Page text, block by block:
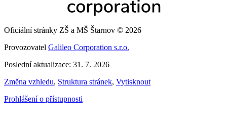
Oficiální stránky ZŠ a MŠ Štarnov © 2026
Provozovatel Galileo Corporation s.r.o.
Poslední aktualizace: 31. 7. 2026
Změna vzhledu, Struktura stránek, Vytisknout
Prohlášení o přístupnosti